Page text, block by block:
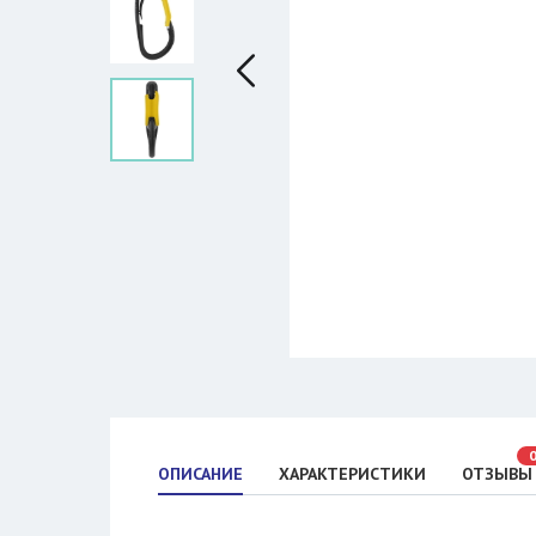
ОПИСАНИЕ ХАРАКТЕРИСТИКИ ОТЗЫВЫ
0